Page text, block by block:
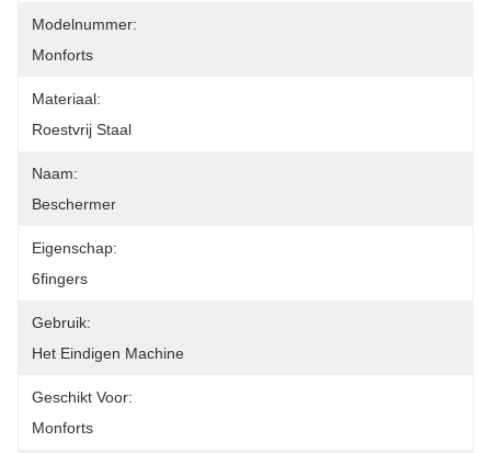
Modelnummer:
Monforts
Materiaal:
Roestvrij Staal
Naam:
Beschermer
Eigenschap:
6fingers
Gebruik:
Het Eindigen Machine
Geschikt Voor:
Monforts